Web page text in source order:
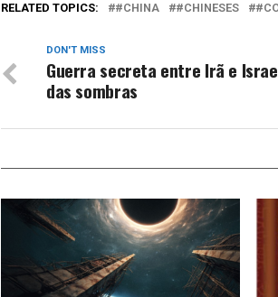
RELATED TOPICS: #CHINA #CHINESES
DON'T MISS
Guerra secreta entre Irã e
das sombras